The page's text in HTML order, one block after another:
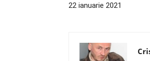
22 ianuarie 2021